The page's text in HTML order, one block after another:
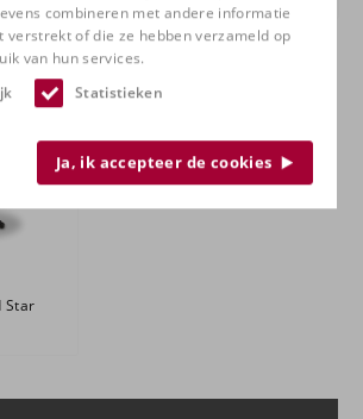
combineren met andere informatie
verstrekt of die ze hebben verzameld op
van hun services.
Statistieken
Ja, ik accepteer de cookies
Star